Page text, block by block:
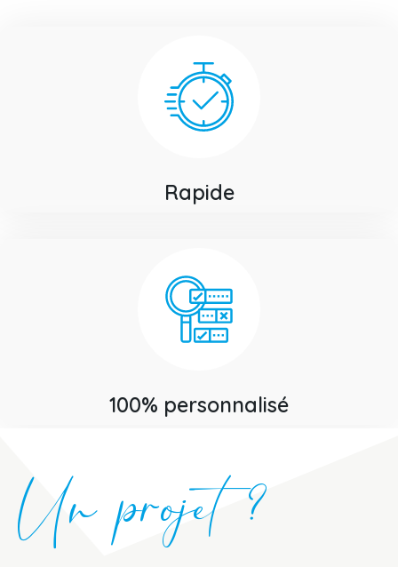
Rapide
100% personnalisé
Un projet ?